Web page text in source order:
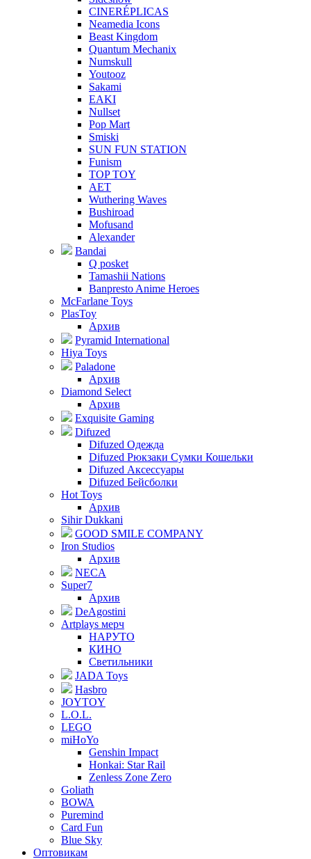
CINERÉPLICAS
Neamedia Icons
Beast Kingdom
Quantum Mechanix
Numskull
Youtooz
Sakami
EAKI
Nullset
Pop Mart
Smiski
SUN FUN STATION
Funism
TOP TOY
AET
Wuthering Waves
Bushiroad
Mofusand
Alexander
Bandai
Q posket
Tamashii Nations
Banpresto Anime Heroes
McFarlane Toys
PlasToy
Архив
Pyramid International
Hiya Toys
Paladone
Архив
Diamond Select
Архив
Exquisite Gaming
Difuzed
Difuzed Одежда
Difuzed Рюкзаки Сумки Кошельки
Difuzed Аксессуары
Difuzed Бейсболки
Hot Toys
Архив
Sihir Dukkani
GOOD SMILE COMPANY
Iron Studios
Архив
NECA
Super7
Архив
DeAgostini
Artplays мерч
НАРУТО
КИНО
Светильники
JADA Toys
Hasbro
JOYTOY
L.O.L.
LEGO
miHoYo
Genshin Impact
Honkai: Star Rail
Zenless Zone Zero
Goliath
BOWA
Puremind
Card Fun
Blue Sky
Оптовикам